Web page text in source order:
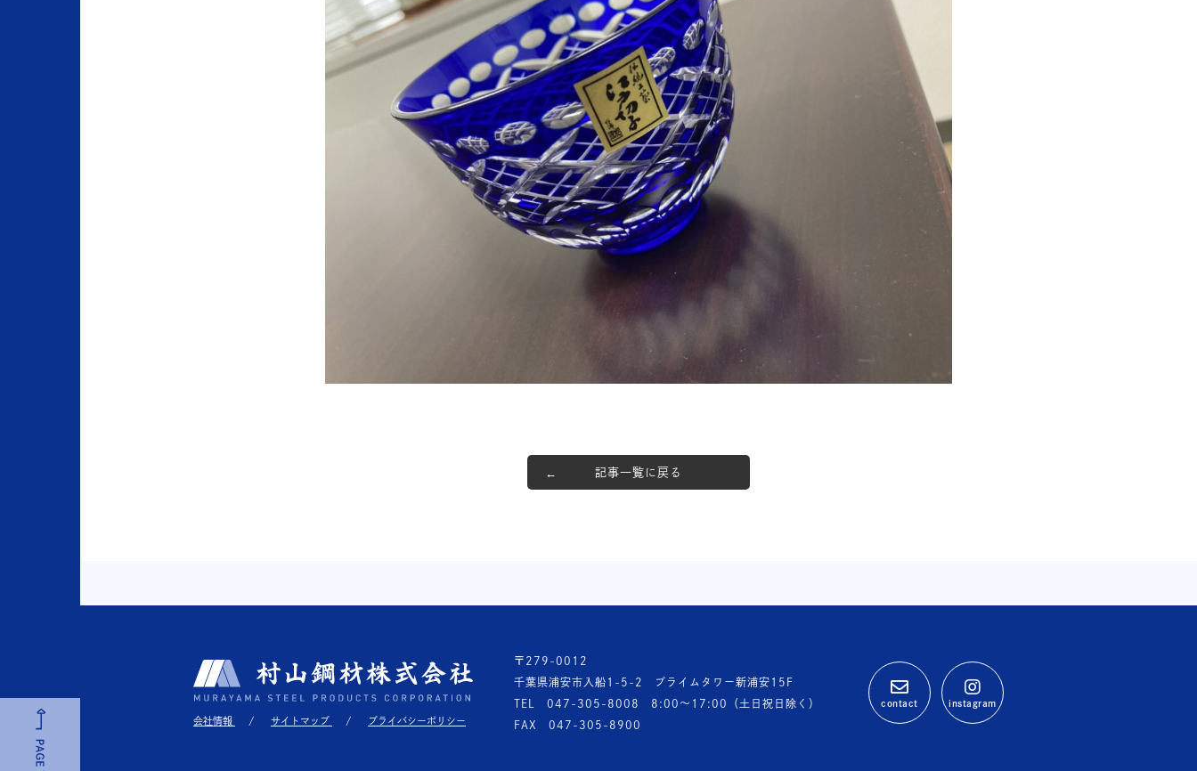
記事一覧に戻る
会社情報 サイトマップ プライバシーポリシー
〒279-0012
千葉県浦安市入船1-5-2 プライムタワー新浦安15F
TEL 047-305-8008
8:00〜17:00（土日祝日除く）
FAX 047-305-8900
contact instagram